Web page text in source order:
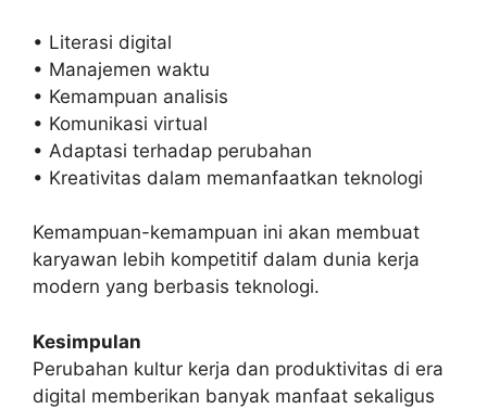
• Literasi digital
• Manajemen waktu
• Kemampuan analisis
• Komunikasi virtual
• Adaptasi terhadap perubahan
• Kreativitas dalam memanfaatkan teknologi
Kemampuan-kemampuan ini akan membuat
karyawan lebih kompetitif dalam dunia kerja
modern yang berbasis teknologi.
Kesimpulan
Perubahan kultur kerja dan produktivitas di era
digital memberikan banyak manfaat sekaligus